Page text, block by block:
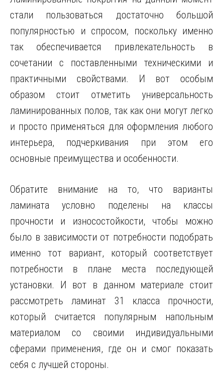
стали пользоваться достаточно большой
популярностью и спросом, поскольку именно
так обеспечивается привлекательность в
сочетании с поставленными техническими и
практичными свойствами. И вот особым
образом стоит отметить универсальность
ламинированных полов, так как они могут легко
и просто применяться для оформления любого
интерьера, подчеркивания при этом его
основные преимущества и особенности.
Обратите внимание на то, что варианты
ламината условно поделены на классы
прочности и износостойкости, чтобы можно
было в зависимости от потребности подобрать
именно тот вариант, который соответствует
потребности в плане места последующей
установки. И вот в данном материале стоит
рассмотреть ламинат 31 класса прочности,
который считается популярным напольным
материалом со своими индивидуальными
сферами применения, где он и смог показать
себя с лучшей стороны.